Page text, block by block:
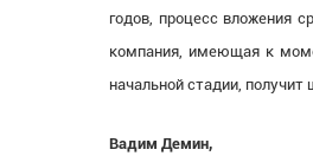
годов, процесс вложения
компания, имеющая к
начальной стадии,
Вадим Демин,